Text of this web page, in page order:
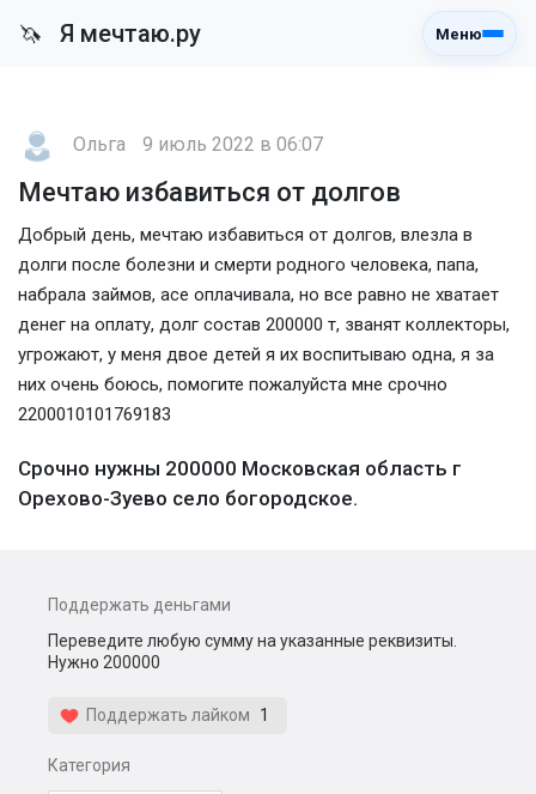
🦄 Я мечтаю.ру Меню
Ольга 9 июль 2022 в 06:07
Мечтаю избавиться от долгов
Добрый день, мечтаю избавиться от долгов, влезла в
долги после болезни и смерти родного человека, папа,
набрала займов, асе оплачивала, но все равно не хватает
денег на оплату, долг состав 200000 т, званят коллекторы,
угрожают, у меня двое детей я их воспитываю одна, я за
них очень боюсь, помогите пожалуйста мне срочно
2200010101769183
Срочно нужны 200000 Московская область г
Орехово-Зуево село богородское.
Поддержать деньгами
Переведите любую сумму на указанные реквизиты.
Нужно 200000
Поддержать лайком 1
Категория